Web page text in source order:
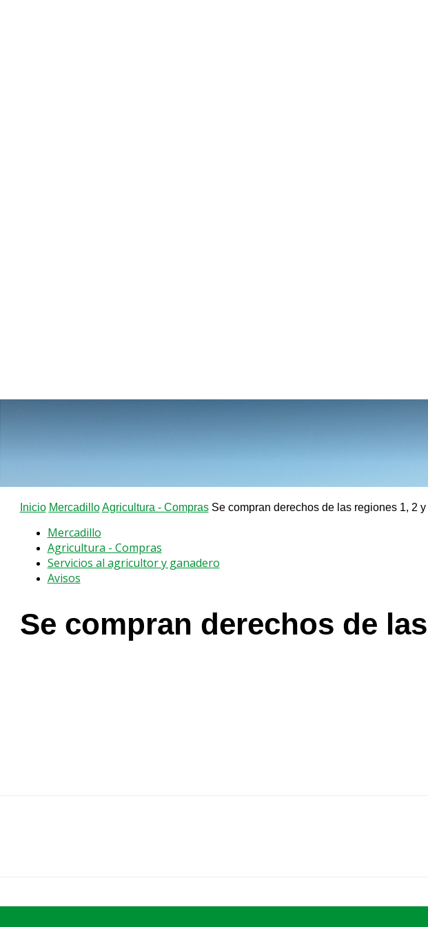
Inicio Mercadillo Agricultura - Compras Se compran derechos de las regiones 1, 2 y
Mercadillo
Agricultura - Compras
Servicios al agricultor y ganadero
Avisos
Se compran derechos de